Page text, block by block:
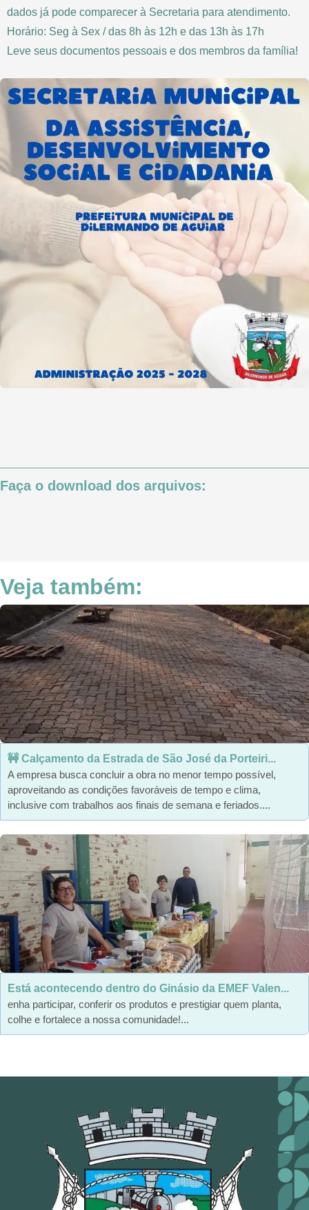
dados já pode comparecer à Secretaria para atendimento.
Horário: Seg à Sex / das 8h às 12h e das 13h às 17h
Leve seus documentos pessoais e dos membros da família!
Faça o download dos arquivos:
Veja também:
🚧 Calçamento da Estrada de São José da Porteiri...
A empresa busca concluir a obra no menor tempo possível,
aproveitando as condições favoráveis de tempo e clima,
inclusive com trabalhos aos finais de semana e feriados....
Está acontecendo dentro do Ginásio da EMEF Valen...
enha participar, conferir os produtos e prestigiar quem planta,
colhe e fortalece a nossa comunidade!...